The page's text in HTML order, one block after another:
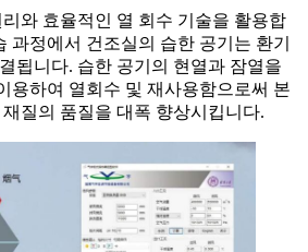
와 효율적인 열 회수 기술을 활용합
과정에서 건조실의 습한 공기는 환기
됩니다. 습한 공기의 현열과 잠열을
용하여 열회수 및 재사용함으로써 본
질의 품질을 대폭 향상시킵니다.